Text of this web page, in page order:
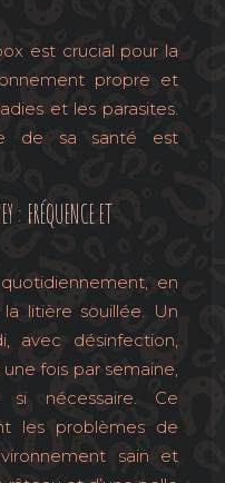
est crucial pour la
propre et
et les parasites.
de sa santé est
: FRÉQUENCE ET
en
litière souillée. Un
avec désinfection,
fois par semaine,
si nécessaire. Ce
les problèmes de
sain et